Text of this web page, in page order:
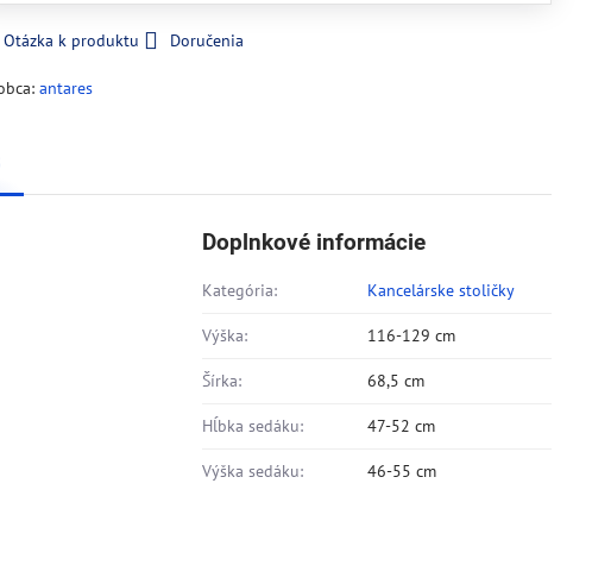
Otázka k produktu Doručenia
antares
Doplnkové informácie
Kategória: Kancelárske stoličky
Výška: 116-129 cm
Šírka: 68,5 cm
Hĺbka sedáku: 47-52 cm
Výška sedáku: 46-55 cm